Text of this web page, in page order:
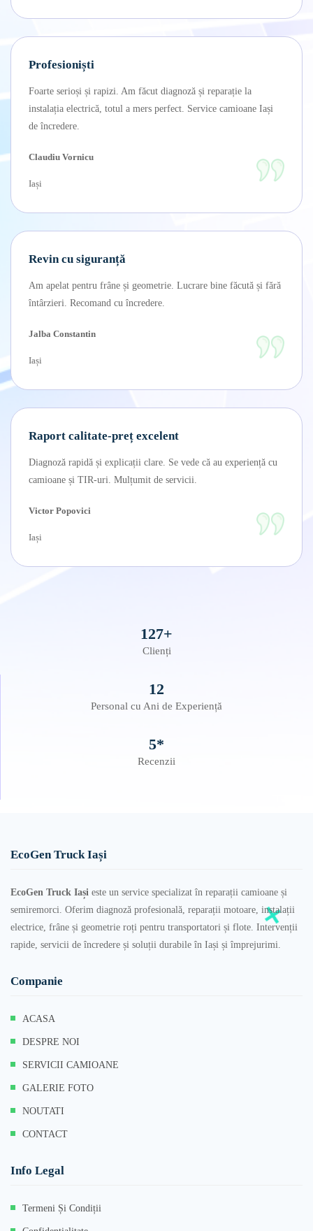
Profesioniști
Foarte serioși și rapizi. Am făcut diagnoză și reparație la
instalația electrică, totul a mers perfect. Service camioane Iași
de încredere.
Claudiu Vornicu
Iași
Revin cu siguranță
Am apelat pentru frâne și geometrie. Lucrare bine făcută și fără
întârzieri. Recomand cu încredere.
Jalba Constantin
Iași
Raport calitate-preț excelent
Diagnoză rapidă și explicații clare. Se vede că au experiență cu
camioane și TIR-uri. Mulțumit de servicii.
Victor Popovici
Iași
127+
Clienți
12
Personal cu Ani de Experiență
5*
Recenzii
EcoGen Truck Iași
EcoGen Truck Iași este un service specializat în reparații camioane și
semiremorci. Oferim diagnoză profesională, reparații motoare, instalații
electrice, frâne și geometrie roți pentru transportatori și flote. Intervenții
rapide, servicii de încredere și soluții durabile în Iași și împrejurimi.
Companie
ACASA
DESPRE NOI
SERVICII CAMIOANE
GALERIE FOTO
NOUTATI
CONTACT
Info Legal
Termeni Și Condiții